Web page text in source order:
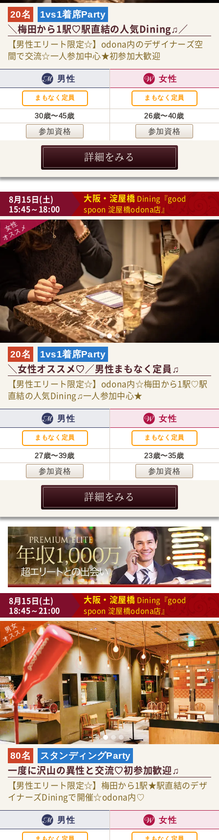
20名 1vs1着席Party
＼梅田から1駅♡駅直結の人気Dining♫／
【男性エリート限定☆】odona内のデザイナーズ空
間で交流☆一人参加中心★初参加大歓迎
男性
まもなく定員
30歳〜45歳
参加資格
女性
まもなく定員
26歳〜40歳
参加資格
詳細をみる
8月15日(土)
15:45～18:00
大阪・淀屋橋 Dining『good
spoon 淀屋橋odona店』
20名 1vs1着席Party
＼女性オススメ♡／男性まもなく定員♫
【男性エリート限定☆】odona内☆梅田から1駅♡駅
直結の人気Dining♫一人参加中心★
男性
まもなく定員
27歳〜39歳
参加資格
女性
まもなく定員
23歳〜35歳
参加資格
詳細をみる
8月15日(土)
18:45～21:00
大阪・淀屋橋 Dining『good
spoon 淀屋橋odona店』
80名 スタンディングParty
一度に沢山の異性と交流♡初参加歓迎♫
【男性エリート限定☆】梅田から1駅★駅直結のデザ
イナーズDiningで開催☆odona内♡
男性 女性